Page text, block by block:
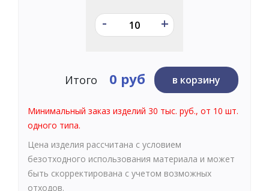
- +
Итого 0 руб в корзину
Минимальный заказ изделий 30 тыс. руб., от 10 шт.
одного типа.
Цена изделия рассчитана с условием
безотходного использования материала и может
быть скорректирована с учетом возможных
отходов.